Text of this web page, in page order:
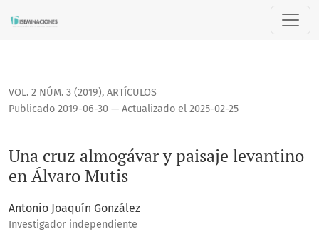
Una cruz almogávar y paisaje levantino en Álvaro Mutis
VOL. 2 NÚM. 3 (2019), ARTÍCULOS
Una cruz almogávar y paisaje levantino
en Álvaro Mutis
Publicado 2019-06-30 — Actualizado el 2025-02-25
Antonio Joaquín González
Investigador independiente